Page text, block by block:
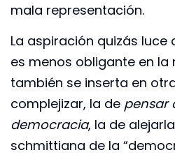
mala representación.
La aspiración quizás luce
es menos obligante en la
también se inserta en
complejizar, la de pensar
democracia, la de
schmittiana de la